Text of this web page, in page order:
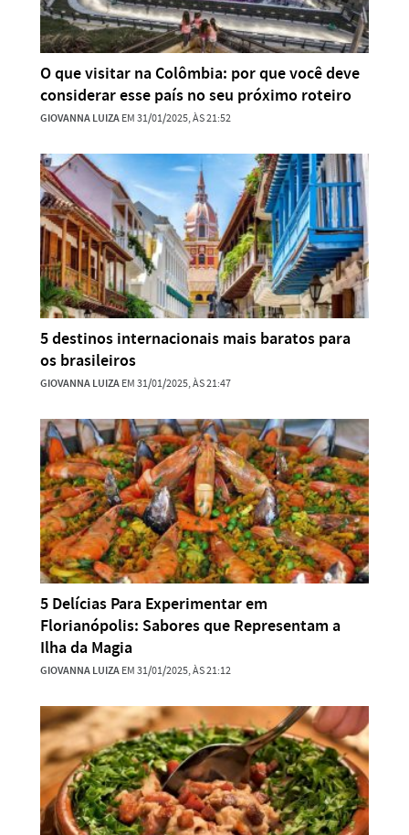
O que visitar na Colômbia: por que você deve
considerar esse país no seu próximo roteiro
GIOVANNA LUIZAEM 31/01/2025, ÀS 21:52
5 destinos internacionais mais baratos para
os brasileiros
GIOVANNA LUIZAEM 31/01/2025, ÀS 21:47
5 Delícias Para Experimentar em
Florianópolis: Sabores que Representam a
Ilha da Magia
GIOVANNA LUIZAEM 31/01/2025, ÀS 21:12